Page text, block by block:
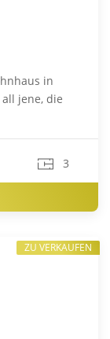
in
jene, die
3
ZU VERKAUFEN